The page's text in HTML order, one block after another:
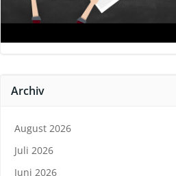
Archiv
August 2026
Juli 2026
Juni 2026